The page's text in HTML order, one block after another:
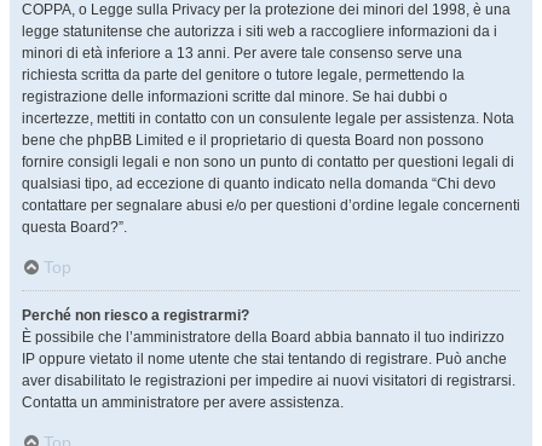
COPPA, o Legge sulla Privacy per la protezione dei minori del 1998, è una
legge statunitense che autorizza i siti web a raccogliere informazioni da i
minori di età inferiore a 13 anni. Per avere tale consenso serve una
richiesta scritta da parte del genitore o tutore legale, permettendo la
registrazione delle informazioni scritte dal minore. Se hai dubbi o
incertezze, mettiti in contatto con un consulente legale per assistenza. Nota
bene che phpBB Limited e il proprietario di questa Board non possono
fornire consigli legali e non sono un punto di contatto per questioni legali di
qualsiasi tipo, ad eccezione di quanto indicato nella domanda “Chi devo
contattare per segnalare abusi e/o per questioni d’ordine legale concernenti
questa Board?”.
Top
Perché non riesco a registrarmi?
È possibile che l’amministratore della Board abbia bannato il tuo indirizzo
IP oppure vietato il nome utente che stai tentando di registrare. Può anche
aver disabilitato le registrazioni per impedire ai nuovi visitatori di registrarsi.
Contatta un amministratore per avere assistenza.